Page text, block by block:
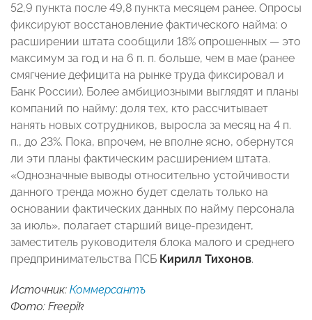
52,9 пункта после 49,8 пункта месяцем ранее. Опросы
фиксируют восстановление фактического найма: о
расширении штата сообщили 18% опрошенных — это
максимум за год и на 6 п. п. больше, чем в мае (ранее
смягчение дефицита на рынке труда фиксировал и
Банк России). Более амбициозными выглядят и планы
компаний по найму: доля тех, кто рассчитывает
нанять новых сотрудников, выросла за месяц на 4 п.
п., до 23%. Пока, впрочем, не вполне ясно, обернутся
ли эти планы фактическим расширением штата.
«Однозначные выводы относительно устойчивости
данного тренда можно будет сделать только на
основании фактических данных по найму персонала
за июль», полагает старший вице-президент,
заместитель руководителя блока малого и среднего
предпринимательства ПСБ Кирилл Тихонов.
Источник: Коммерсантъ
Фото: Freepik